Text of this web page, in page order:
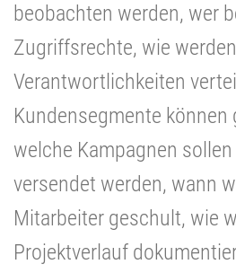
beobachten werden, wer
Zugriffsrechte, wie
Verantwortlichkeiten
Kundensegmente können
welche Kampagnen
versendet werden, wann
Mitarbeiter geschult, wie
Projektverlauf